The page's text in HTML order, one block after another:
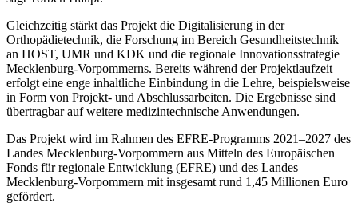
Gleichzeitig stärkt das Projekt die Digitalisierung in der
Orthopädietechnik, die Forschung im Bereich Gesundheitstechnik
an HOST, UMR und KDK und die regionale Innovationsstrategie
Mecklenburg-Vorpommerns. Bereits während der Projektlaufzeit
erfolgt eine enge inhaltliche Einbindung in die Lehre, beispielsweise
in Form von Projekt- und Abschlussarbeiten. Die Ergebnisse sind
übertragbar auf weitere medizintechnische Anwendungen.
Das Projekt wird im Rahmen des EFRE-Programms 2021–2027 des
Landes Mecklenburg-Vorpommern aus Mitteln des Europäischen
Fonds für regionale Entwicklung (EFRE) und des Landes
Mecklenburg-Vorpommern mit insgesamt rund 1,45 Millionen Euro
gefördert.